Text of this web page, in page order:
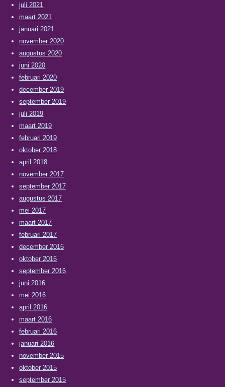
juli 2021
maart 2021
januari 2021
november 2020
augustus 2020
juni 2020
februari 2020
december 2019
september 2019
juli 2019
maart 2019
februari 2019
oktober 2018
april 2018
november 2017
september 2017
augustus 2017
mei 2017
maart 2017
februari 2017
december 2016
oktober 2016
september 2016
juni 2016
mei 2016
april 2016
maart 2016
februari 2016
januari 2016
november 2015
oktober 2015
september 2015